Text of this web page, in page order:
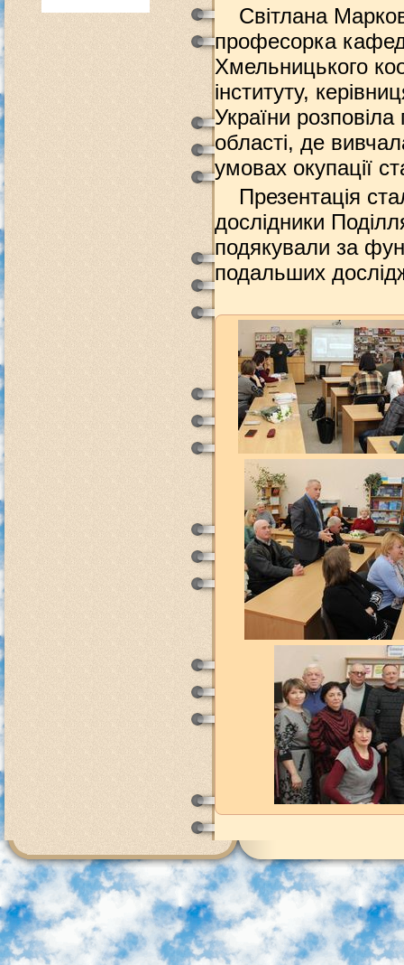
Світлана
професорка
Хмельницького
інституту,
України
області, де
умовах окупації
Презентація
дослідники
подякували за
подальших